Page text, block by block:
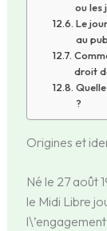
ou les
Le
au
droit
?
Origines et
Né le 27 août
le Midi Libre